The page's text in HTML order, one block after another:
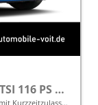
Essence Plus Modelljahr 2027 1.0 TSI 116 PS DSG inkl. 5 J. Garantie frei konfigurierbar
Kurzzeitzulassung